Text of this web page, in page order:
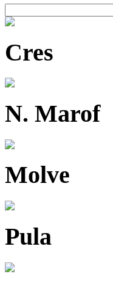
Cres
N. Marof
Molve
Pula